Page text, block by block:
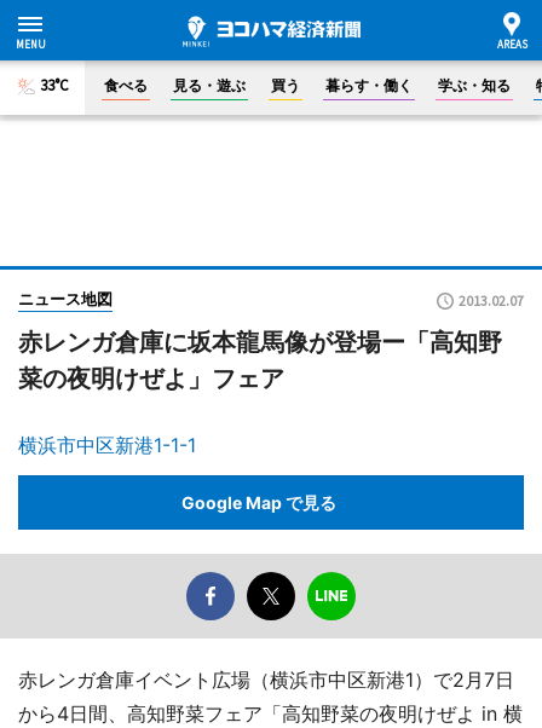
33°C 食べる 見る・遊ぶ 買う 暮らす・働く 学ぶ・知る
ニュース地図 2013.02.07
赤レンガ倉庫に坂本龍馬像が登場ー「高知野
菜の夜明けぜよ」フェア
横浜市中区新港1-1-1
Google Map で見る
赤レンガ倉庫イベント広場（横浜市中区新港1）で2月7日
から4日間、高知野菜フェア「高知野菜の夜明けぜよ in 横